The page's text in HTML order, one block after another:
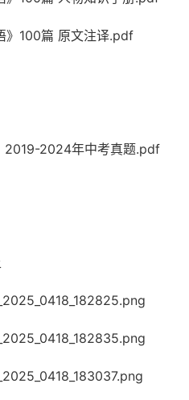
》100篇 原文注译.pdf
2019-2024年中考真题.pdf